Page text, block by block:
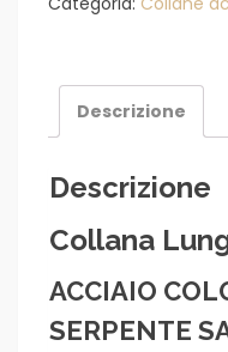
serpente
sacroDescrizione
Descrizione
Collana
ACCIAIO
SERPENTE